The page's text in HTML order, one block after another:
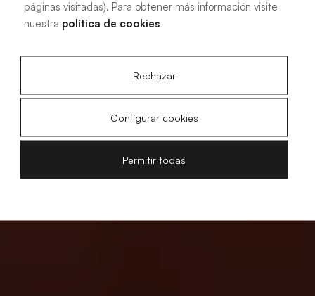
páginas visitadas). Para obtener más información visite
nuestra política de cookies
Rechazar
Configurar cookies
Permitir todas